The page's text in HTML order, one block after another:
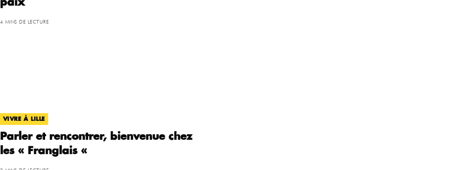
paix
4 MINS DE LECTURE
VIVRE À LILLE
Parler et rencontrer, bienvenue chez
les « Franglais «